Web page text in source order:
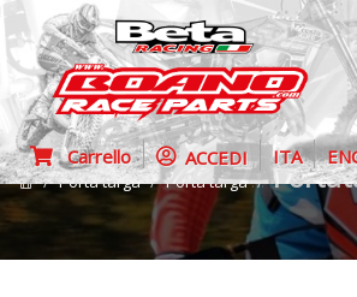
Carrello ACCEDI ITA
Porta targa Porta targa